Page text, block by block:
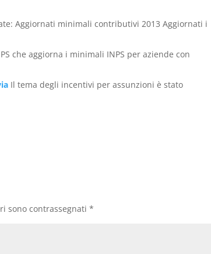
Aggiornati minimali contributivi 2013 Aggiornati i
che aggiorna i minimali INPS per aziende con
Il tema degli incentivi per assunzioni è stato
sono contrassegnati*